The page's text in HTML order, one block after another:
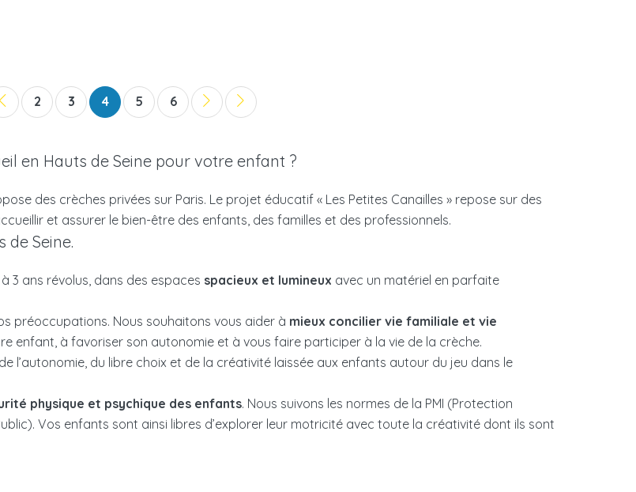
2 3 4 5 6
en Hauts de Seine pour votre enfant ?
des crèches privées sur Paris. Le projet éducatif « Les Petites Canailles » repose sur des
et assurer le bien-être des enfants, des familles et des professionnels.
de Seine.
3 ans révolus, dans des espaces spacieux et lumineux avec un matériel en parfaite
préoccupations. Nous souhaitons vous aider à mieux concilier vie familiale et vie
enfant, à favoriser son autonomie et à vous faire participer à la vie de la crèche.
l’autonomie, du libre choix et de la créativité laissée aux enfants autour du jeu dans le
physique et psychique des enfants. Nous suivons les normes de la PMI (Protection
Vos enfants sont ainsi libres d’explorer leur motricité avec toute la créativité dont ils sont